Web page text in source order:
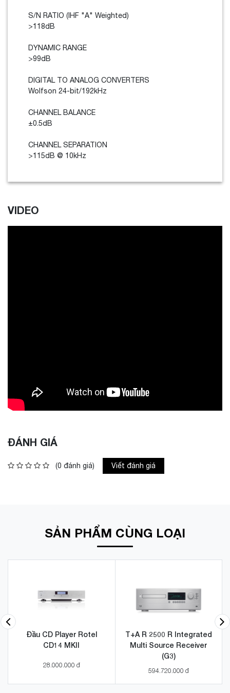
S/N RATIO (IHF "A" Weighted)
>118dB
DYNAMIC RANGE
>99dB
DIGITAL TO ANALOG CONVERTERS
Wolfson 24-bit/192kHz
CHANNEL BALANCE
±0.5dB
CHANNEL SEPARATION
>115dB @ 10kHz
VIDEO
ĐÁNH GIÁ
(0 đánh giá) Viết đánh giá
SẢN PHẨM CÙNG LOẠI
Đầu CD Player Rotel
CD14 MKII
28.000.000 đ
T+A R 2500 R Integrated
Multi Source Receiver
(G3)
594.720.000 đ